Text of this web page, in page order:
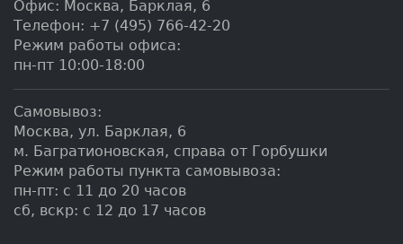
Офис: Москва, Барклая, 6
Телефон: +7 (495) 766-42-20
Режим работы офиса:
пн-пт 10:00-18:00
Самовывоз:
Москва, ул. Барклая, 6
м. Багратионовская, справа от Горбушки
Режим работы пункта самовывоза:
пн-пт: с 11 до 20 часов
сб, вскр: с 12 до 17 часов